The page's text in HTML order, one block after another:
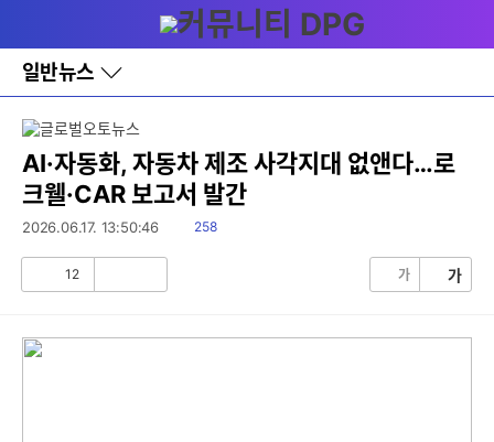
와
홈
일반뉴스
바
로
가
기
레
이
어
토
AI·자동화, 자동차 제조 사각지대 없앤다…로
크웰·CAR 보고서 발간
2026.06.17. 13:50:46
읽
258
12 가 가